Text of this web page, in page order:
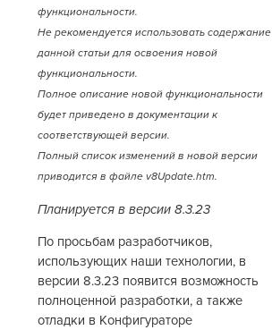
функциональности.
Не рекомендуется использовать содержание
данной статьи для освоения новой
функциональности.
Полное описание новой функциональности
будет приведено в документации к
соответствующей версии.
Полный список изменений в новой версии
приводится в файле v8Update.htm.
Планируется в версии 8.3.23
По просьбам разработчиков,
использующих наши технологии, в
версии 8.3.23 появится возможность
полноценной разработки, а также
отладки в Конфигураторе